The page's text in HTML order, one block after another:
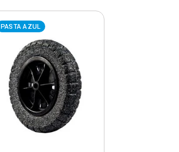
PASTA AZUL